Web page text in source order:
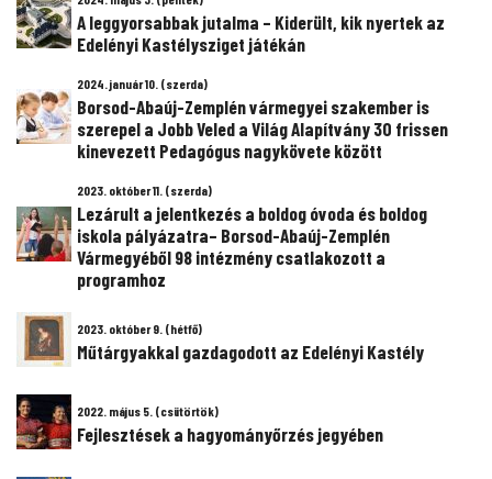
A leggyorsabbak jutalma – Kiderült, kik nyertek az
Edelényi Kastélysziget játékán
2024. január 10. (szerda)
Borsod-Abaúj-Zemplén vármegyei szakember is
szerepel a Jobb Veled a Világ Alapítvány 30 frissen
kinevezett Pedagógus nagykövete között
2023. október 11. (szerda)
Lezárult a jelentkezés a boldog óvoda és boldog
iskola pályázatra– Borsod-Abaúj-Zemplén
Vármegyéből 98 intézmény csatlakozott a
programhoz
2023. október 9. (hétfő)
Műtárgyakkal gazdagodott az Edelényi Kastély
2022. május 5. (csütörtök)
Fejlesztések a hagyományőrzés jegyében